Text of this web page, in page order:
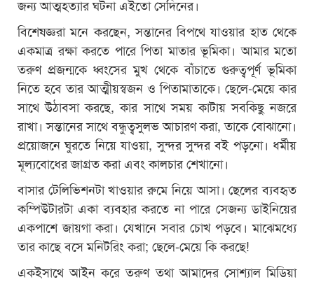
জন্য আত্মহত্যার ঘটনা এইতো সেদিনের।
বিশেষজ্ঞরা মনে করছেন, সন্তানের বিপথে যাওয়ার হাত থেকে
একমাত্র রক্ষা করতে পারে পিতা মাতার ভূমিকা। আমার মতো
তরুণ প্রজন্মকে ধ্বংসের মুখ থেকে বাঁচাতে গুরুত্বপূর্ণ ভূমিকা
নিতে হবে তার আত্মীয়স্বজন ও পিতামাতাকে। ছেলে-মেয়ে কার
সাথে উঠাবসা করছে, কার সাথে সময় কাটায় সবকিছু নজরে
রাখা। সন্তানের সাথে বন্ধুত্বসুলভ আচারণ করা, তাকে বোঝানো।
প্রয়োজনে ঘুরতে নিয়ে যাওয়া, সুন্দর সুন্দর বই পড়নো। ধর্মীয়
মূল্যবোধের জাগ্রত করা এবং কালচার শেখানো।
বাসার টেলিভিশনটা খাওয়ার রুমে নিয়ে আসা। ছেলের ব্যবহৃত
কম্পিউটারটা একা ব্যবহার করতে না পারে সেজন্য ডাইনিয়ের
একপাশে জায়গা করা। যেখানে সবার চোখ পড়বে। মাঝেমধ্যে
তার কাছে বসে মনিটরিং করা; ছেলে-মেয়ে কি করছে!
একইসাথে আইন করে তরুণ তথা আমাদের সোশ্যাল মিডিয়া